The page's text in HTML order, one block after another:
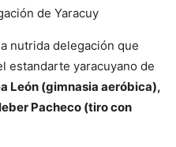
de Yaracuy
nutrida delegación que
estandarte yaracuyano de
León (gimnasia aeróbica),
Pacheco (tiro con